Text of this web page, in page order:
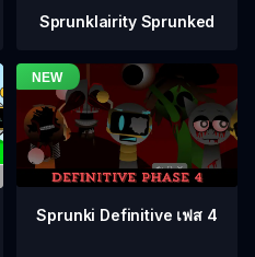
Sprunklairity Sprunked
Sprunki Definitive เฟส 4